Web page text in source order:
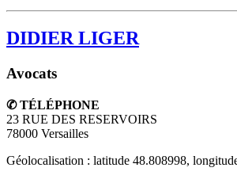
DIDIER LIGER
Avocats
✆ TÉLÉPHONE
23 RUE DES RESERVOIRS
78000 Versailles
Géolocalisation : latitude 48.808998,